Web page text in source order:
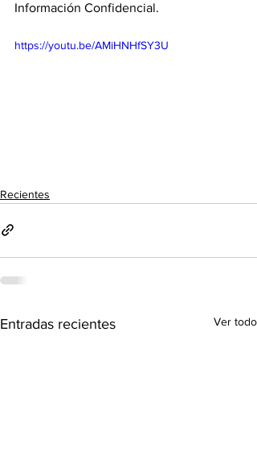
Información Confidencial.
https://youtu.be/AMiHNHfSY3U
Recientes
Entradas recientes Ver todo